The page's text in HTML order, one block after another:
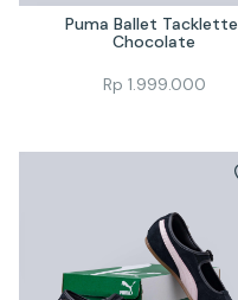
Puma Ballet Tacklette
Chocolate
Rp 1.999.000